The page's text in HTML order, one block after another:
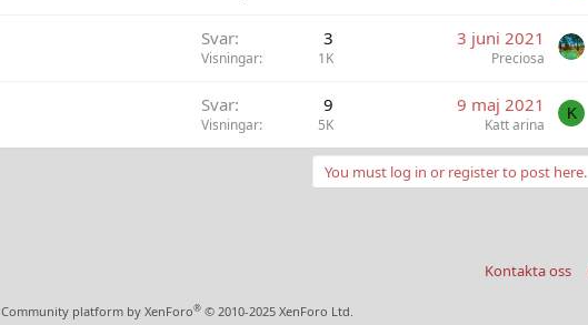
Svar 3
Visningar 1K
3 juni 2021
Preciosa
Svar 9
Visningar 5K
9 maj 2021
Katt arina
K
You must log in or register to post here.
Kontakta oss
Community platform by XenForo® © 2010-2025 XenForo Ltd.